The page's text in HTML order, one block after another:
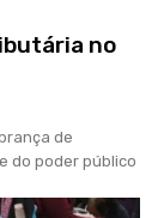
no
de
do poder público